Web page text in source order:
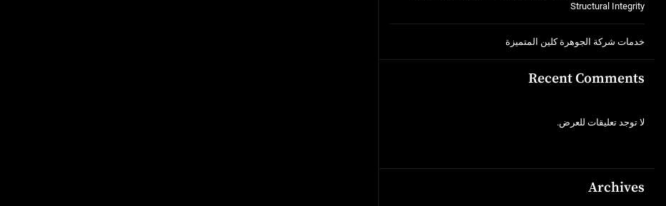
Structural Integrity
خدمات شركة الجوهرة كلين المتميزة
Recent Comments
لا توجد تعليقات للعرض.
Archives